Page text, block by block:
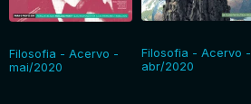
Filosofia - Acervo -
mai/2020
Filosofia - Acervo -
abr/2020